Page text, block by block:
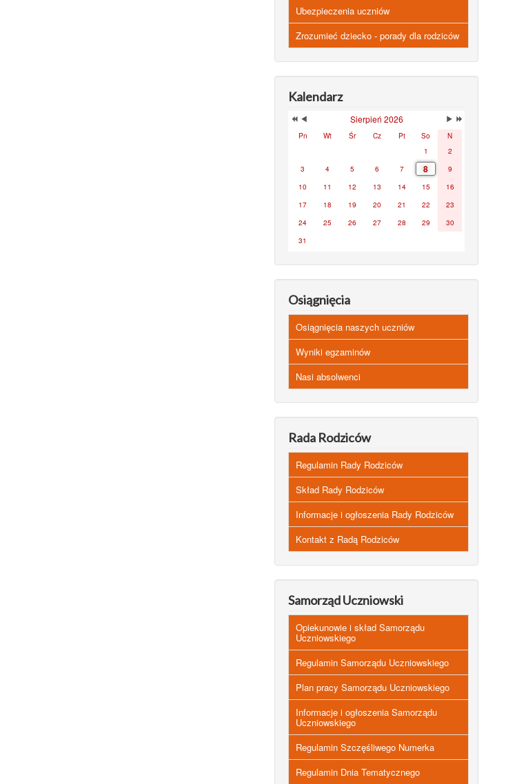
Ubezpieczenia uczniów
Zrozumieć dziecko - porady dla rodziców
Kalendarz
Sierpień 2026
Pn Wt Śr Cz Pt So
N
1
2
3
4 5 6 7 8
9
10
11 12 13 14 15
16
17
18 19 20 21 22
23
24
25 26 27 28 29
30
31
Osiągnięcia
Osiągnięcia naszych uczniów
Wyniki egzaminów
Nasi absolwenci
Rada Rodziców
Regulamin Rady Rodziców
Skład Rady Rodziców
Informacje i ogłoszenia Rady Rodziców
Kontakt z Radą Rodziców
Samorząd Uczniowski
Opiekunowie i skład Samorządu
Uczniowskiego
Regulamin Samorządu Uczniowskiego
Plan pracy Samorządu Uczniowskiego
Informacje i ogłoszenia Samorządu
Uczniowskiego
Regulamin Szczęśliwego Numerka
Regulamin Dnia Tematycznego